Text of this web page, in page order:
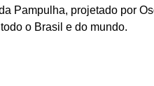
Pampulha, projetado por
o Brasil e do mundo.